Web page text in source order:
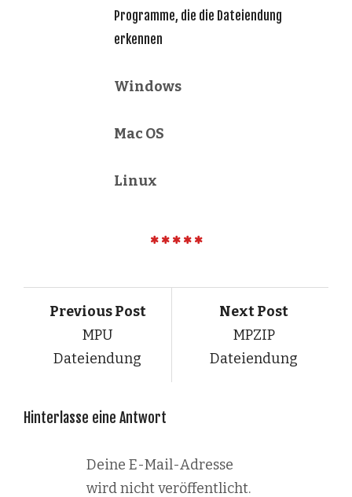
Programme, die die Dateiendung
erkennen
Windows
Mac OS
Linux
Previous Post
MPU
Dateiendung
Next Post
MPZIP
Dateiendung
Hinterlasse eine Antwort
Deine E-Mail-Adresse
wird nicht veröffentlicht.